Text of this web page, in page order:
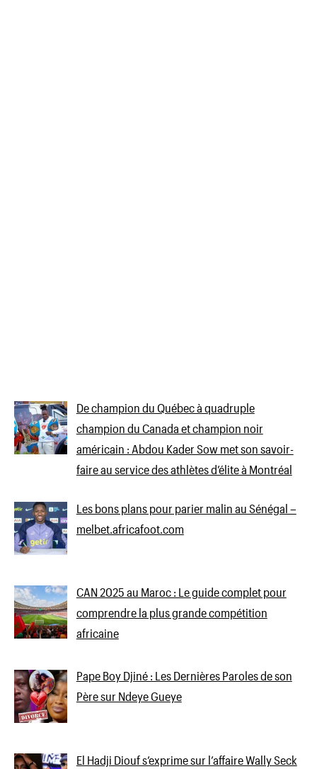
De champion du Québec à quadruple
champion du Canada et champion noir
américain : Abdou Kader Sow met son savoir-
faire au service des athlètes d’élite à Montréal
Les bons plans pour parier malin au Sénégal –
melbet.africafoot.com
CAN 2025 au Maroc : Le guide complet pour
comprendre la plus grande compétition
africaine
Pape Boy Djiné : Les Dernières Paroles de son
Père sur Ndeye Gueye
El Hadji Diouf s’exprime sur l’affaire Wally Seck